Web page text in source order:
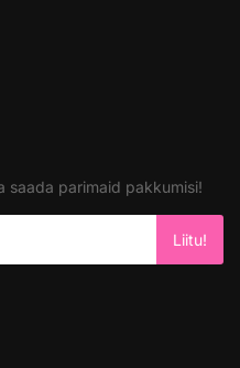
saada parimaid pakkumisi!